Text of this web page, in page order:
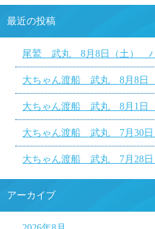
最近の投稿
尾鷲 武丸 8月8日（土） バ
大ちゃん渡船 武丸 8月8日
大ちゃん渡船 武丸 8月1日
大ちゃん渡船 武丸 7月30日
大ちゃん渡船 武丸 7月28日
アーカイブ